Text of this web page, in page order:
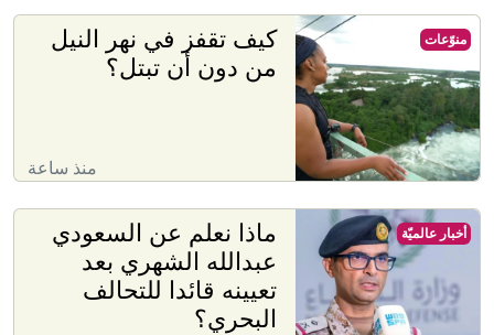
كيف تقفز في نهر النيل
من دون أن تبتل؟
منذ ساعة
منوّعات
ماذا نعلم عن السعودي
عبدالله الشهري بعد
تعيينه قائدا للتحالف
البحري؟
أخبار عالميّة